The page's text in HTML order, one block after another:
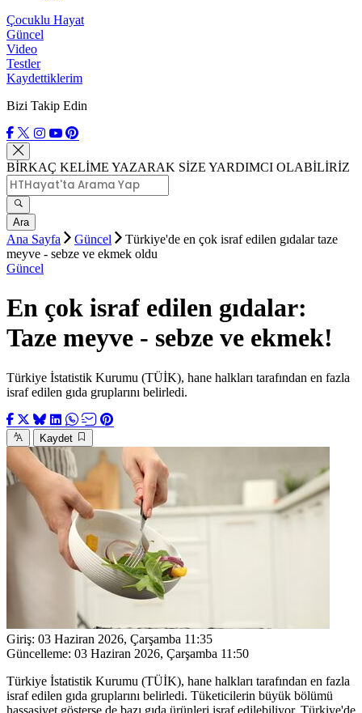
Çocuklu Hayat
Güncel
Video
Testler
Kaydettiklerim
Bizi Takip Edin
BİRKAÇ KELİME YAZARAK SİZE YARDIMCI OLABİLİRİZ
Ara
Ana Sayfa Güncel
Türkiye'de en çok israf edilen gıdalar taze
meyve - sebze ve ekmek oldu
Güncel
En çok israf edilen gıdalar:
Taze meyve - sebze ve ekmek!
Türkiye İstatistik Kurumu (TÜİK), hane halkları tarafından en fazla
israf edilen gıda gruplarını belirledi.
Kaydet
Giriş: 03 Haziran 2026, Çarşamba 11:35
Güncelleme: 03 Haziran 2026, Çarşamba 11:50
Türkiye İstatistik Kurumu (TÜİK), hane halkları tarafından en fazla
israf edilen gıda gruplarını belirledi. Tüketicilerin büyük bölümü
hassasiyet gösterse de bazı gıda ürünleri israf edilebiliyor. Türkiye'de